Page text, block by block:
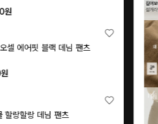
원
내추럴 린넨 와이드 밴딩 팬
원
프리미엄 슬랙스ver.)